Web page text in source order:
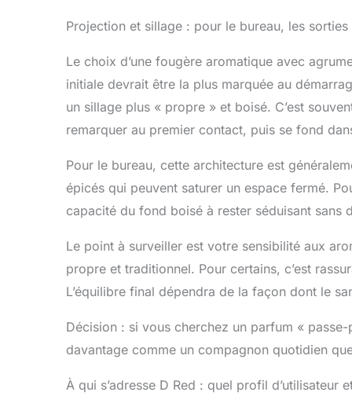
Projection et sillage : pour le bureau, les sorties
Le choix d’une fougère aromatique avec
initiale devrait être la plus marquée au
un sillage plus « propre » et boisé. C’est
remarquer au premier contact, puis se fond
Pour le bureau, cette architecture est
épicés qui peuvent saturer un espace fermé.
capacité du fond boisé à rester séduisant sans
Le point à surveiller est votre sensibilité aux
propre et traditionnel. Pour certains, c’est
L’équilibre final dépendra de la façon dont le
Décision : si vous cherchez un parfum «
davantage comme un compagnon quotidien
À qui s’adresse D Red : quel profil d’utilisateur